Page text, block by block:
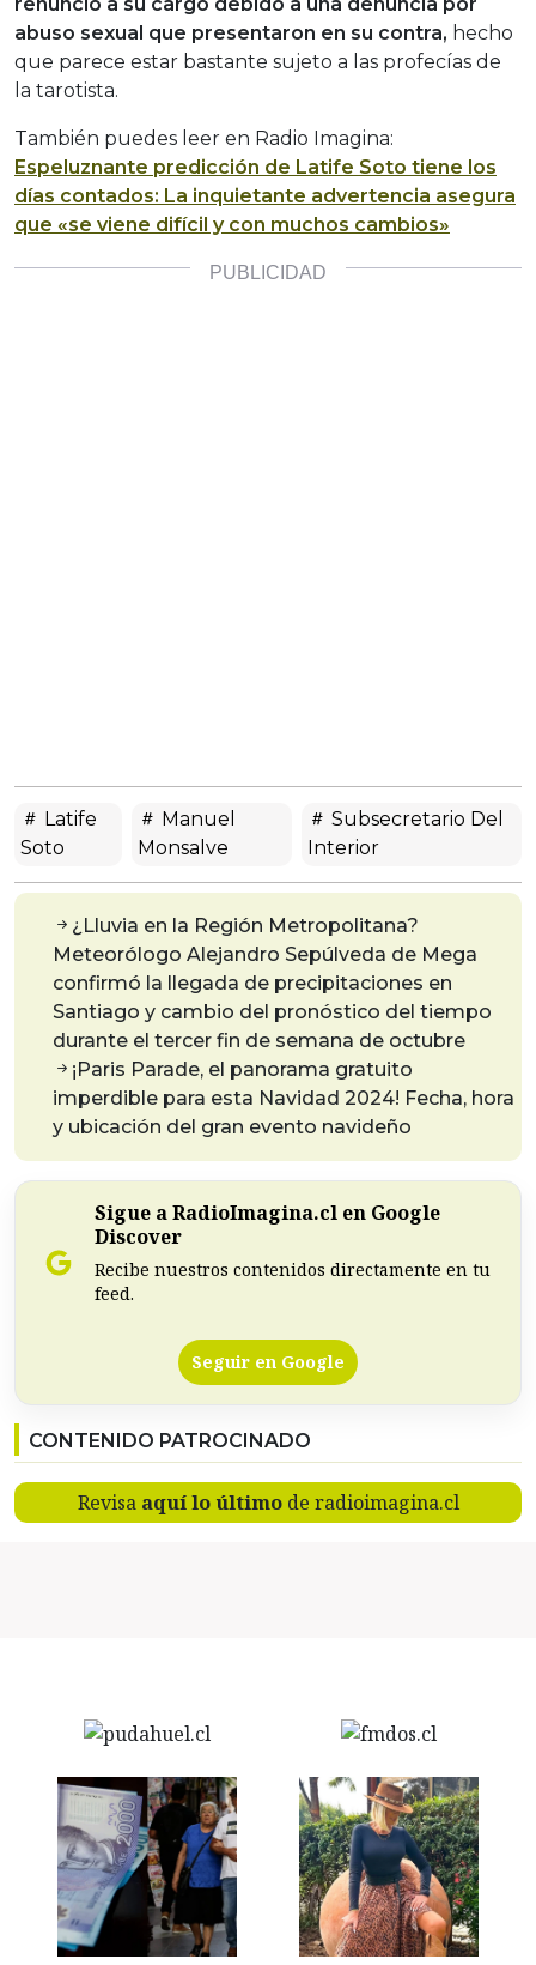
renunció a su cargo debido a una denuncia por
abuso sexual que presentaron en su contra, hecho
que parece estar bastante sujeto a las profecías de
la tarotista.
También puedes leer en Radio Imagina:
Espeluznante predicción de Latife Soto tiene los
días contados: La inquietante advertencia asegura
que «se viene difícil y con muchos cambios»
Latife
Soto
Manuel
Monsalve
Subsecretario Del
Interior
¿Lluvia en la Región Metropolitana?
Meteorólogo Alejandro Sepúlveda de Mega
confirmó la llegada de precipitaciones en
Santiago y cambio del pronóstico del tiempo
durante el tercer fin de semana de octubre
¡Paris Parade, el panorama gratuito
imperdible para esta Navidad 2024! Fecha, hora
y ubicación del gran evento navideño
Sigue a RadioImagina.cl en Google
Discover
Recibe nuestros contenidos directamente en tu
feed.
Seguir en Google
CONTENIDO PATROCINADO
Revisa aquí lo últimode radioimagina.cl